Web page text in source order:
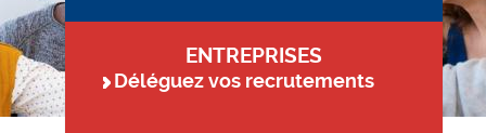
ENTREPRISES
Déléguez vos recrutements